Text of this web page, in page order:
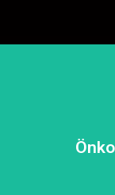
tapasztalt
és fenntartható